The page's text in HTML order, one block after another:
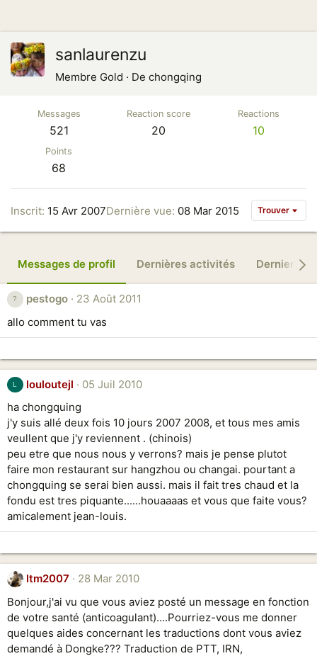
sanlaurenzu
Membre Gold · De chongqing
Messages
521
Reaction score
20
Reactions
10
Points
68
Inscrit 15 Avr 2007Dernière vue 08 Mar 2015 Trouver
Messages de profil Dernières activités Derniers
pestogo
23 Août 2011
allo comment tu vas
L louloutejl
05 Juil 2010
ha chongquing
j'y suis allé deux fois 10 jours 2007 2008, et tous mes amis
veullent que j'y reviennent . (chinois)
peu etre que nous nous y verrons? mais je pense plutot
faire mon restaurant sur hangzhou ou changai. pourtant a
chongquing se serai bien aussi. mais il fait tres chaud et la
fondu est tres piquante......houaaaas et vous que faite vous?
amicalement jean-louis.
ltm2007
28 Mar 2010
Bonjour,j'ai vu que vous aviez posté un message en fonction
de votre santé (anticoagulant)....Pourriez-vous me donner
quelques aides concernant les traductions dont vous aviez
demandé à Dongke??? Traduction de PTT, IRN,